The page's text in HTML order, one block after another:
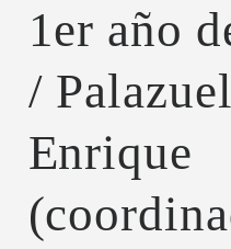
1er año
/
Enrique